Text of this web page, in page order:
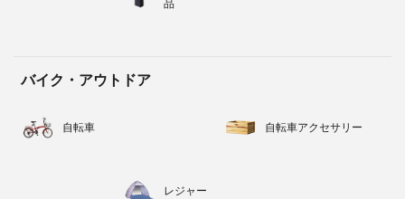
品
バイク・アウトドア
自転車 自転車アクセサリー
レジャー